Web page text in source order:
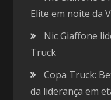
Elite em noite da
Nic Giaffone
Truck
Copa Truck:
da liderança em